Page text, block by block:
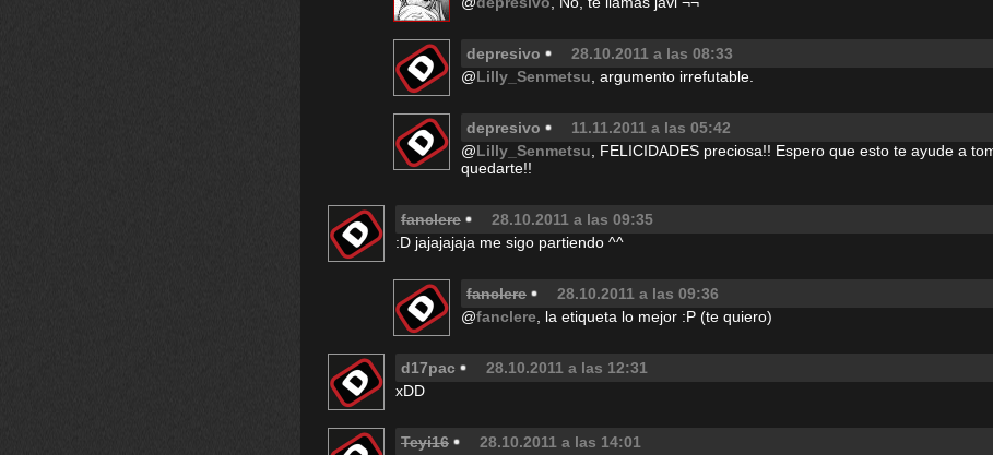
depresivo 28.10.2011 a las 08:33
@Lilly_Senmetsu , argumento irrefutable.
depresivo 11.11.2011 a las 05:42
@Lilly_Senmetsu , FELICIDADES preciosa!! Espero que esto te ayude a
quedarte!!
fanclere 28.10.2011 a las 09:35
:D jajajajaja me sigo partiendo ^^
fanclere 28.10.2011 a las 09:36
@fanclere , la etiqueta lo mejor :P (te quiero)
d17pac 28.10.2011 a las 12:31
xDD
Teyi16 28.10.2011 a las 14:01